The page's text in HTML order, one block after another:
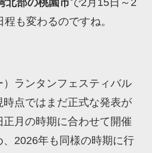
北部の桃園市で2月15日～2
も変わるのですね。
ランタンフェスティバル
点ではまだ正式な発表が
月の時期に合わせて開催
2026年も同様の時期に行